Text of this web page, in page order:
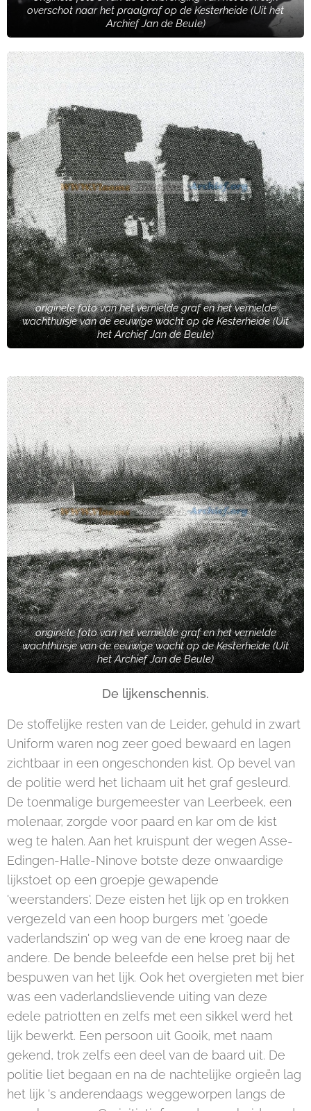
overschot naar het praalgraf op de Kesterheide (Uit het
Archief Jan de Beule)
originele foto van het vernielde graf en het vernielde
wachthuisje van de eeuwige wacht op de Kesterheide (Uit
het Archief Jan de Beule)
originele foto van het vernielde graf en het vernielde
wachthuisje van de eeuwige wacht op de Kesterheide (Uit
het Archief Jan de Beule)
De lijkenschennis.
De stoffelijke resten van de Leider, gehuld in zwart
Uniform waren nog zeer goed bewaard en lagen
zichtbaar in een ongeschonden kist. Op bevel van
de politie werd het lichaam uit het graf gesleurd.
De toenmalige burgemeester van Leerbeek, een
molenaar, zorgde voor paard en kar om de kist
weg te halen. Aan het kruispunt der wegen Asse-
Edingen-Halle-Ninove botste deze onwaardige
lijkstoet op een groepje gewapende
'weerstanders'. Deze eisten het lijk op en trokken
vergezeld van een hoop burgers met 'goede
vaderlandszin' op weg van de ene kroeg naar de
andere. De bende beleefde een helse pret bij het
bespuwen van het lijk. Ook het overgieten met bier
was een vaderlandslievende uiting van deze
edele patriotten en zelfs met een sikkel werd het
lijk bewerkt. Een persoon uit Gooik, met naam
gekend, trok zelfs een deel van de baard uit. De
politie liet begaan en na de nachtelijke orgieën lag
het lijk 's anderendaags weggeworpen langs de